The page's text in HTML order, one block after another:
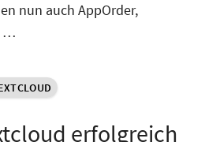
nun auch AppOrder,
…
erfolgreich